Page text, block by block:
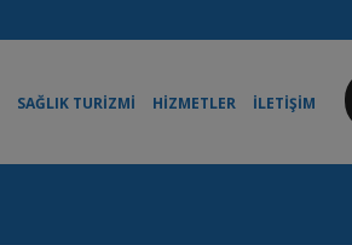
SAĞLIK TURİZMİ HİZMETLER İLETİŞİM